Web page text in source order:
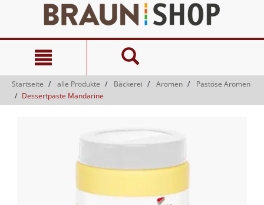
springen
Navigationsmenü
springen
Startseite alle Produkte Bäckerei Aromen
Pastöse Aromen
Dessertpaste Mandarine